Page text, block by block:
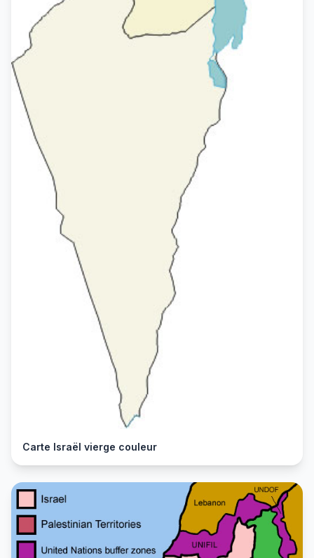
Carte Israël vierge couleur